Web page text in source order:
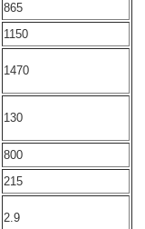
865
1150
1470
130
800
215
2.9